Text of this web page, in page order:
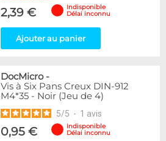
2,39 €
Indisponible
Délai inconnu
Ajouter au panier
DocMicro-
Vis à Six Pans Creux DIN-912
M4*35 - Noir (Jeu de 4)
5/5 - 1 avis
0,95 €
Indisponible
Délai inconnu